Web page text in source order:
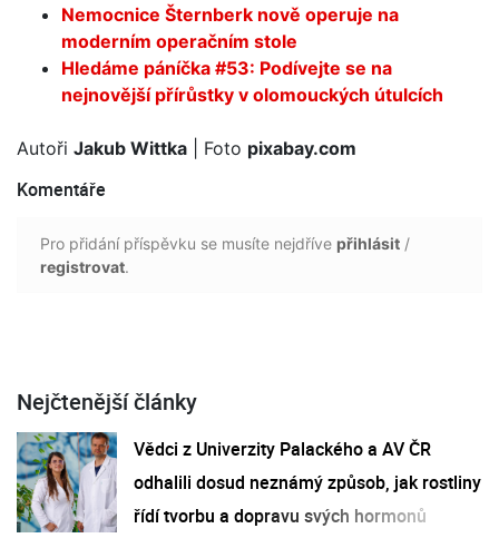
Nemocnice Šternberk nově operuje na
moderním operačním stole
Hledáme páníčka #53: Podívejte se na
nejnovější přírůstky v olomouckých útulcích
Autoři Jakub Wittka | Foto pixabay.com
Komentáře
Pro přidání příspěvku se musíte nejdříve přihlásit /
registrovat.
Nejčtenější články
Vědci z Univerzity Palackého a AV ČR
odhalili dosud neznámý způsob, jak rostliny
řídí tvorbu a dopravu svých hormonů